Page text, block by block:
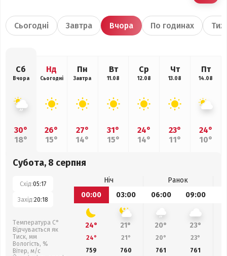
Сьогодні Завтра Вчора По годинах
Сб
Вчора
30°
18°
Нд
Сьогодні
26°
15°
Пн
Завтра
27°
14°
Вт
11.08
31°
15°
Ср
12.08
24°
14°
Чт
13.08
23°
11°
Пт
14.08
24°
10°
Субота, 8 серпня
Схід:05:17
Захід:20:18
Температура С°
Відчувається як
Тиск, мм
Вологість, %
Вітер, м/с
Ніч
Ранок
00:00
03:00 06:00 09:00
24° 21° 20° 23°
24° 21° 20° 23°
759
760 761 761